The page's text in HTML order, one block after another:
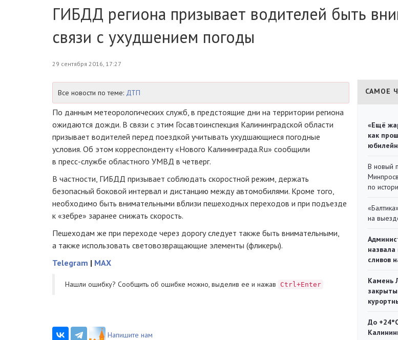
ГИБДД региона призывает водителей быть
связи с ухудшением погоды
29 сентября 2016, 17:27
Все новости по теме: ДТП
По данным метеорологических служб, в предстоящие дни на территории региона
ожидаются дожди. В связи с этим Госавтоинспекция Калининградской области
призывает водителей перед поездкой учитывать ухудшающиеся погодные
условия. Об этом корреспонденту «Нового Калининграда.Ru» сообщили
в пресс-службе областного УМВД в четверг.
В частности, ГИБДД призывает соблюдать скоростной режим, держать
безопасный боковой интервал и дистанцию между автомобилями. Кроме того,
необходимо быть внимательными вблизи пешеходных переходов и при подъезде
к «зебре» заранее снижать скорость.
Пешеходам же при переходе через дорогу следует также быть внимательными,
а также использовать световозвращающие элементы (фликеры).
Telegram | MAX
Нашли ошибку? Cообщить об ошибке можно, выделив ее и нажав Ctrl+Enter
Напишите нам
САМОЕ
«Ещё
как
В новый
по
на
сливов
Камень
До